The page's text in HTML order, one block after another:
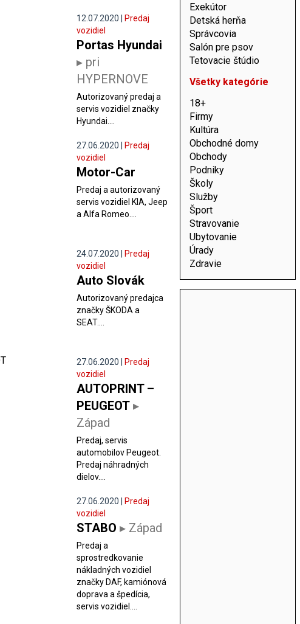
12.07.2020 |
Predaj
vozidiel
Portas Hyundai
▸ pri
HYPERNOVE
Autorizovaný predaj a
servis vozidiel značky
Hyundai....
27.06.2020 |
Predaj
vozidiel
Motor-Car
Predaj a autorizovaný
servis vozidiel KIA, Jeep
a Alfa Romeo....
24.07.2020 |
Predaj
vozidiel
Auto Slovák
Autorizovaný predajca
značky ŠKODA a
SEAT....
27.06.2020 |
Predaj
vozidiel
AUTOPRINT –
PEUGEOT▸
Západ
Predaj, servis
automobilov Peugeot.
Predaj náhradných
dielov....
27.06.2020 |
Predaj
vozidiel
STABO ▸ Západ
Predaj a
sprostredkovanie
nákladných vozidiel
značky DAF, kamiónová
doprava a špedícia,
servis vozidiel....
Exekútor
Detská herňa
Správcovia
Salón pre psov
Tetovacie štúdio
Všetky kategórie
18+
Firmy
Kultúra
Obchodné domy
Obchody
Podniky
Školy
Služby
Šport
Stravovanie
Ubytovanie
Úrady
Zdravie